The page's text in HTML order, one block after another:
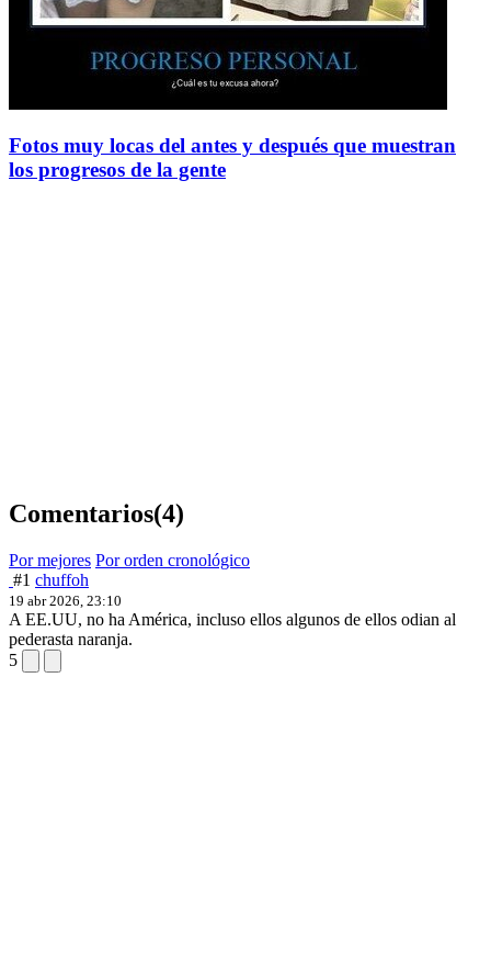
Fotos muy locas del antes y después que muestran
los progresos de la gente
Comentarios(4)
Por mejores Por orden cronológico
#1 chuffoh
19 abr 2026, 23:10
A EE.UU, no ha América, incluso ellos algunos de ellos odian al
pederasta naranja.
5